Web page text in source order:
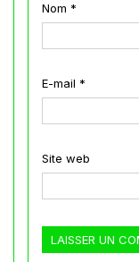
Nom *
E-mail *
Site web